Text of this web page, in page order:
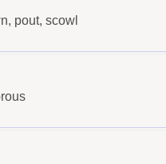
pout, scowl